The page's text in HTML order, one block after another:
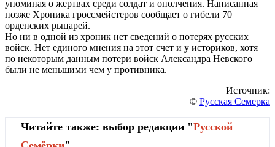
упоминая о жертвах среди солдат и ополчения. Написанная
позже Хроника гроссмейстеров сообщает о гибели 70
орденских рыцарей.
Но ни в одной из хроник нет сведений о потерях русских
войск. Нет единого мнения на этот счет и у историков, хотя
по некоторым данным потери войск Александра Невского
были не меньшими чем у противника.
Источник:
© Русская Семерка
Читайте также: выбор редакции "Русской